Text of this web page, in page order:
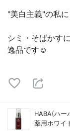
"美白主義"の私
シミ・そばかす
逸品です☺︎
HABA(ハー
薬用ホワイ